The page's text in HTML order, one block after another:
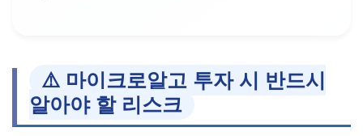
⚠️ 마이크로알고 투자 시 반드시
알아야 할 리스크